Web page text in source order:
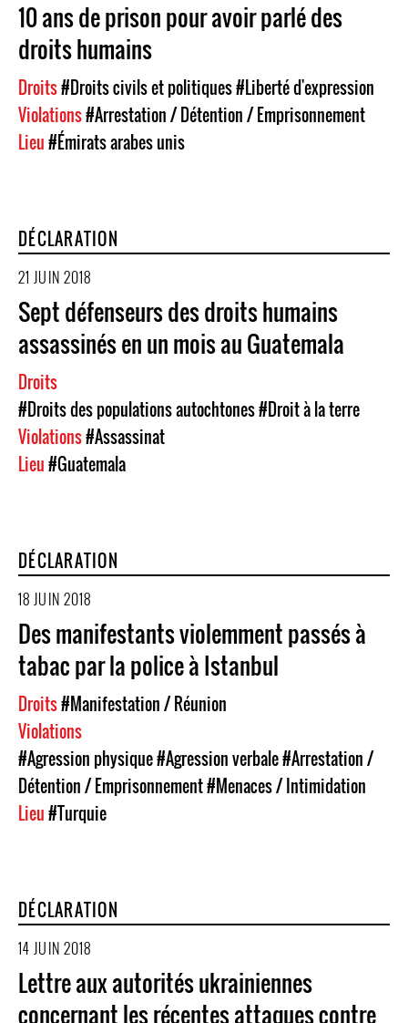
10 ans de prison pour avoir parlé des
droits humains
Droits#Droits civils et politiques#Liberté d'expression
Violations#Arrestation / Détention / Emprisonnement
Lieu#Émirats arabes unis
DÉCLARATION
21 JUIN 2018
Sept défenseurs des droits humains
assassinés en un mois au Guatemala
Droits
#Droits des populations autochtones#Droit à la terre
Violations#Assassinat
Lieu#Guatemala
DÉCLARATION
18 JUIN 2018
Des manifestants violemment passés à
tabac par la police à Istanbul
Droits#Manifestation / Réunion
Violations
#Agression physique#Agression verbale#Arrestation /
Détention / Emprisonnement#Menaces / Intimidation
Lieu#Turquie
DÉCLARATION
14 JUIN 2018
Lettre aux autorités ukrainiennes
concernant les récentes attaques contre